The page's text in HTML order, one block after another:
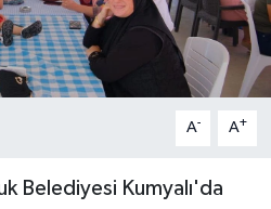
A- A+
Belediyesi Kumyalı'da